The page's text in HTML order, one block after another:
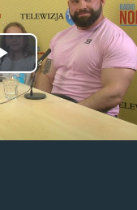
Odtwórz
wideo